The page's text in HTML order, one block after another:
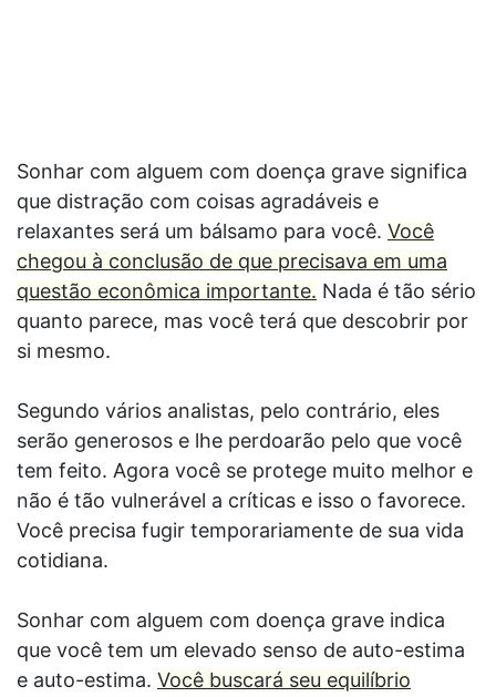
Sonhar com alguem com doença grave significa
que distração com coisas agradáveis e
relaxantes será um bálsamo para você. Você
chegou à conclusão de que precisava em uma
questão econômica importante. Nada é tão sério
quanto parece, mas você terá que descobrir por
si mesmo.
Segundo vários analistas, pelo contrário, eles
serão generosos e lhe perdoarão pelo que você
tem feito. Agora você se protege muito melhor e
não é tão vulnerável a críticas e isso o favorece.
Você precisa fugir temporariamente de sua vida
cotidiana.
Sonhar com alguem com doença grave indica
que você tem um elevado senso de auto-estima
e auto-estima. Você buscará seu equilíbrio